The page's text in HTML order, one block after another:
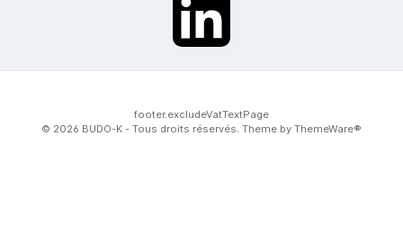
twt.widget.communities.linkedin.name
footer.excludeVatTextPage
© 2026 BUDO-K - Tous droits réservés. Theme by ThemeWare®